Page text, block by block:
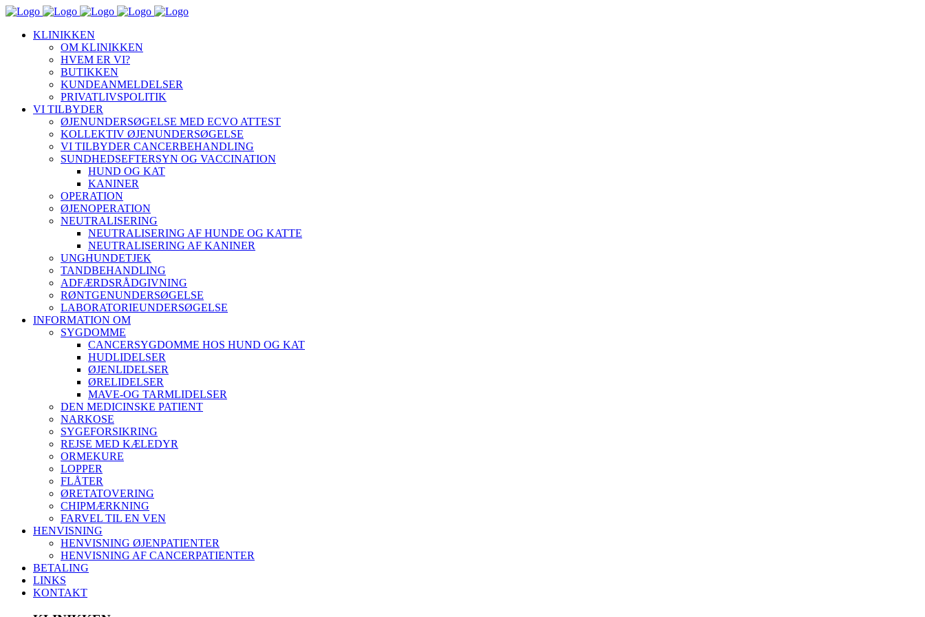
KLINIKKEN
OM KLINIKKEN
HVEM ER VI?
BUTIKKEN
KUNDEANMELDELSER
PRIVATLIVSPOLITIK
VI TILBYDER
ØJENUNDERSØGELSE MED ECVO ATTEST
KOLLEKTIV ØJENUNDERSØGELSE
VI TILBYDER CANCERBEHANDLING
SUNDHEDSEFTERSYN OG VACCINATION
HUND OG KAT
KANINER
OPERATION
ØJENOPERATION
NEUTRALISERING
NEUTRALISERING AF HUNDE OG KATTE
NEUTRALISERING AF KANINER
UNGHUNDETJEK
TANDBEHANDLING
ADFÆRDSRÅDGIVNING
RØNTGENUNDERSØGELSE
LABORATORIEUNDERSØGELSE
INFORMATION OM
SYGDOMME
CANCERSYGDOMME HOS HUND OG KAT
HUDLIDELSER
ØJENLIDELSER
ØRELIDELSER
MAVE-OG TARMLIDELSER
DEN MEDICINSKE PATIENT
NARKOSE
SYGEFORSIKRING
REJSE MED KÆLEDYR
ORMEKURE
LOPPER
FLÅTER
ØRETATOVERING
CHIPMÆRKNING
FARVEL TIL EN VEN
HENVISNING
HENVISNING ØJENPATIENTER
HENVISNING AF CANCERPATIENTER
BETALING
LINKS
KONTAKT